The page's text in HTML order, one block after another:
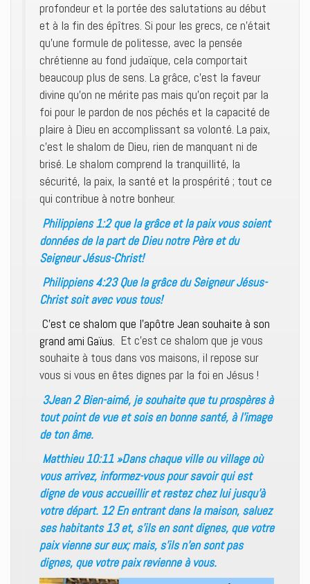
profondeur et la portée des salutations au début
et à la fin des épîtres. Si pour les grecs, ce n’était
qu’une formule de politesse, avec la pensée
chrétienne au fond judaïque, cela comportait
beaucoup plus de sens. La grâce, c’est la faveur
divine qu’on ne mérite pas mais qu’on reçoit par la
foi pour le pardon de nos péchés et la capacité de
plaire à Dieu en accomplissant sa volonté. La paix,
c’est le shalom de Dieu, rien de manquant ni de
brisé. Le shalom comprend la tranquillité, la
sécurité, la paix, la santé et la prospérité ; tout ce
qui contribue à notre bonheur.
Philippiens 1:2 que la grâce et la paix vous soient
données de la part de Dieu notre Père et du
Seigneur Jésus-Christ!
Philippiens 4:23 Que la grâce du Seigneur Jésus-
Christ soit avec vous tous!
C’est ce shalom que l’apôtre Jean souhaite à son
grand ami Gaïus.
Et c’est ce shalom que je vous
souhaite à tous dans vos maisons, il repose sur
vous si vous en êtes dignes par la foi en Jésus !
3Jean 2 Bien-aimé, je souhaite que tu prospères à
tout point de vue et sois en bonne santé, à l’image
de ton âme.
Matthieu 10:11 »Dans chaque ville ou village où
vous arrivez, informez-vous pour savoir qui est
digne de vous accueillir et restez chez lui jusqu’à
votre départ. 12 En entrant dans la maison, saluez
ses habitants 13 et, s’ils en sont dignes, que votre
paix vienne sur eux; mais, s’ils n’en sont pas
dignes, que votre paix revienne à vous.